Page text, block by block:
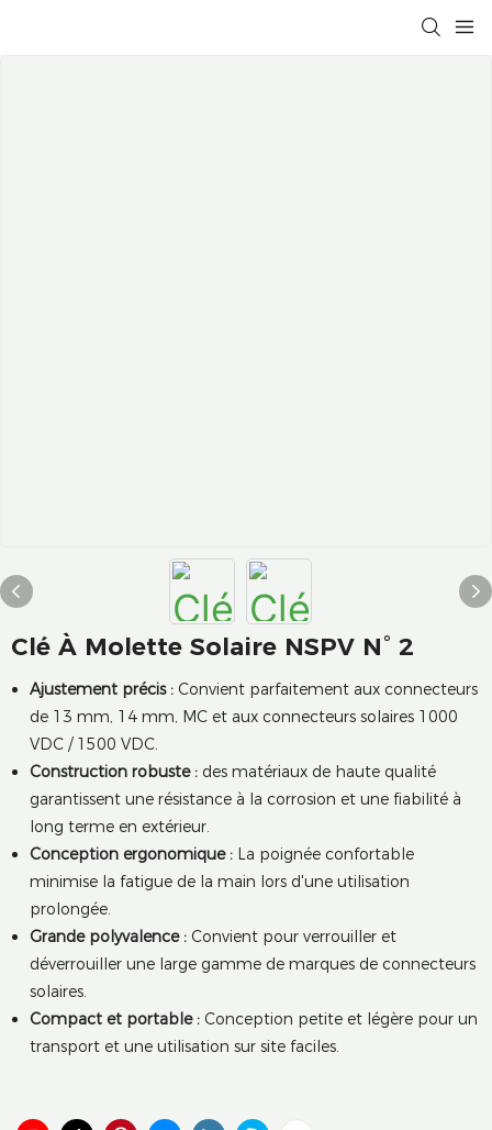
Clé À Molette Solaire NSPV N° 2
Ajustement précis :Convient parfaitement aux connecteurs
de 13 mm, 14 mm, MC et aux connecteurs solaires 1000
VDC / 1500 VDC.
Construction robuste :des matériaux de haute qualité
garantissent une résistance à la corrosion et une fiabilité à
long terme en extérieur.
Conception ergonomique :La poignée confortable
minimise la fatigue de la main lors d'une utilisation
prolongée.
Grande polyvalence :Convient pour verrouiller et
déverrouiller une large gamme de marques de connecteurs
solaires.
Compact et portable :Conception petite et légère pour un
transport et une utilisation sur site faciles.